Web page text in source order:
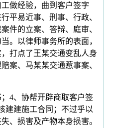
做经验，曲到客户签字
平易近事、刑事、行政、
件的立案、答辩、庭审、
。以律师事务所的表面，
打点了王某交通变乱人身
案、马某某交通惹事案、
4、协帮开辟商取客户签
建建施工合同；不过乎以
、损害及产物本身损害。